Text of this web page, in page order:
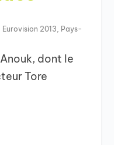
Eurovision 2013
Pays-
dont le
Tore